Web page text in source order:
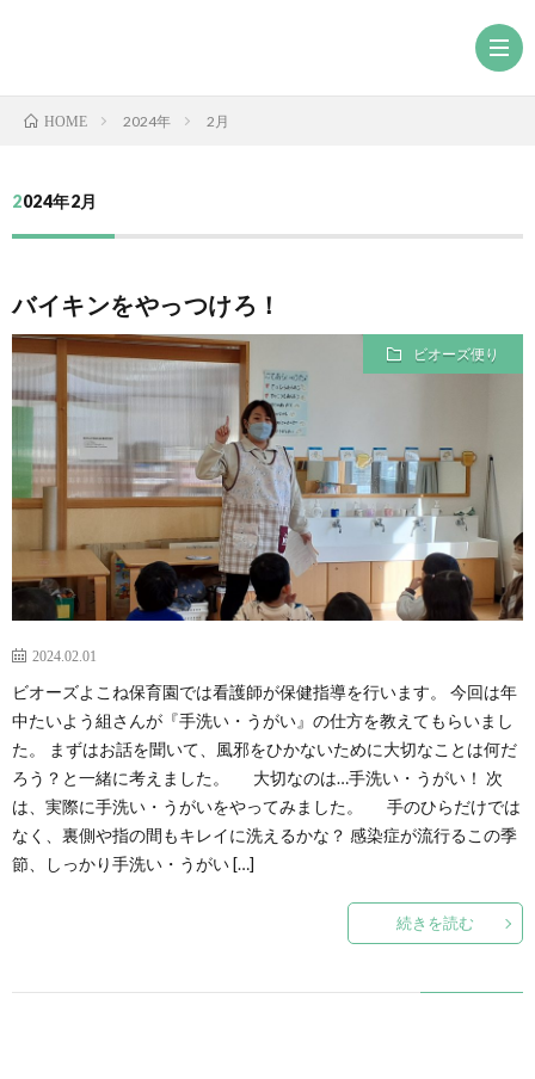
HOME 2024年 2月
2024年2月
バイキンをやっつけろ！
ビオーズ便り
2024.02.01
ビオーズよこね保育園では看護師が保健指導を行います。 今回は年
中たいよう組さんが『手洗い・うがい』の仕方を教えてもらいまし
た。 まずはお話を聞いて、風邪をひかないために大切なことは何だ
ろう？と一緒に考えました。 大切なのは…手洗い・うがい！ 次
は、実際に手洗い・うがいをやってみました。 手のひらだけでは
なく、裏側や指の間もキレイに洗えるかな？ 感染症が流行るこの季
節、しっかり手洗い・うがい […]
続きを読む